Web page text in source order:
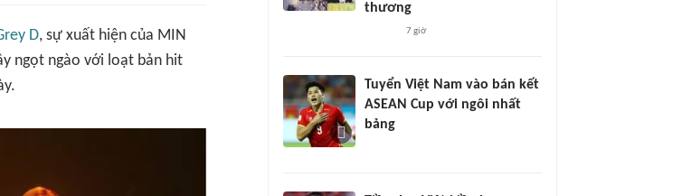
D, sự xuất hiện của MIN
ngọt ngào với loạt bản hit
.
thương
7 giờ
Tuyển Việt Nam vào bán kết
ASEAN Cup với ngôi nhất
bảng